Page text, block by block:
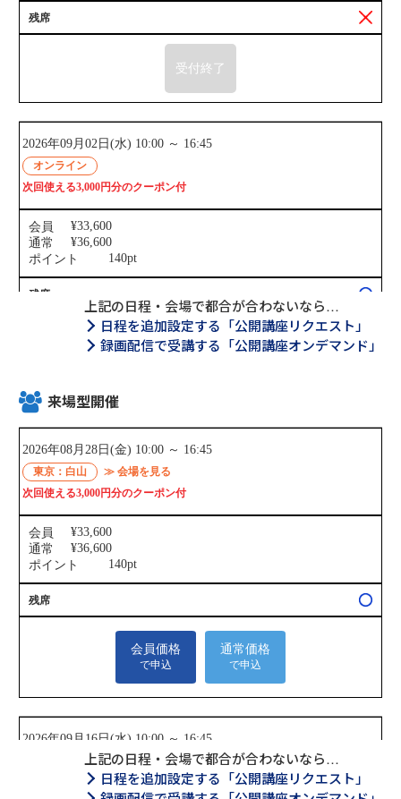
上記の日程・会場で都合が合わないなら…
日程を追加設定する「公開講座リクエスト」
録画配信で受講する「公開講座オンデマンド」
来場型開催
上記の日程・会場で都合が合わないなら…
日程を追加設定する「公開講座リクエスト」